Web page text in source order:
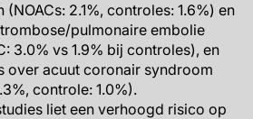
2.1%, controles: 1.6%) en
pulmonaire embolie
3.0% vs 1.9% bij controles), en
over acuut coronair syndroom
controle: 1.0%).
liet een verhoogd risico op